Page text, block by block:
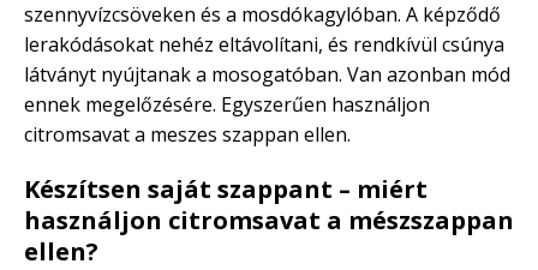
szennyvízcsöveken és a mosdókagylóban. A képződő
lerakódásokat nehéz eltávolítani, és rendkívül csúnya
látványt nyújtanak a mosogatóban. Van azonban mód
ennek megelőzésére. Egyszerűen használjon
citromsavat a meszes szappan ellen.
Készítsen saját szappant – miért
használjon citromsavat a mészszappan
ellen?